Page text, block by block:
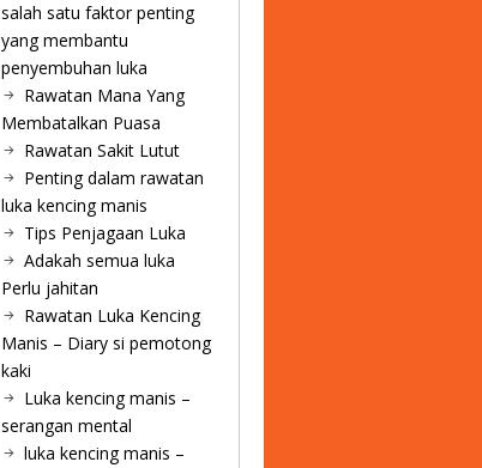
salah satu faktor penting
yang membantu
penyembuhan luka
Rawatan Mana Yang
Membatalkan Puasa
Rawatan Sakit Lutut
Penting dalam rawatan
luka kencing manis
Tips Penjagaan Luka
Adakah semua luka
Perlu jahitan
Rawatan Luka Kencing
Manis – Diary si pemotong
kaki
Luka kencing manis –
serangan mental
luka kencing manis –